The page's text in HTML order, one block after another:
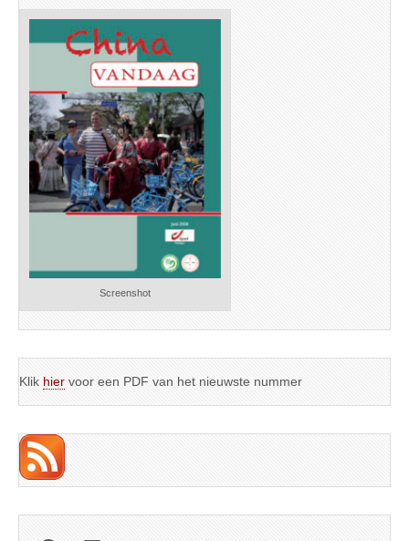
Screenshot
Klik hier voor een PDF van het nieuwste nummer